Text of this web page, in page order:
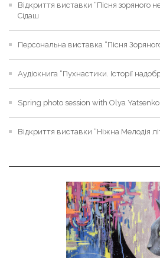
Відкриття виставки “Пісня зоряного
Сідаш
Персональна виставка “Пісня
Аудіокнига “Пухнастики. Історії
Spring photo session with Olya
Відкриття виставки “Ніжна Мелодія